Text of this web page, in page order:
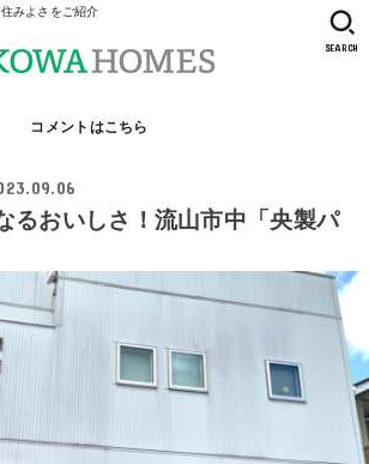
みよさをご紹介
コメントはこちら
SEARCH
るおいしさ！流山市中「央製パ